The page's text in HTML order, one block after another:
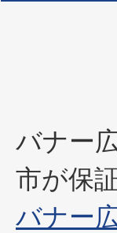
バナー
市が保
バナー